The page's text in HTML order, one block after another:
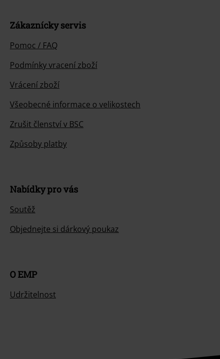
Zákaznícky servis
Pomoc / FAQ
Podmínky vracení zboží
Vrácení zboží
Všeobecné informace o velikostech
Zrušit členství v BSC
Způsoby platby
Nabídky pro vás
Soutěž
Objednejte si dárkový poukaz
O EMP
Udržitelnost